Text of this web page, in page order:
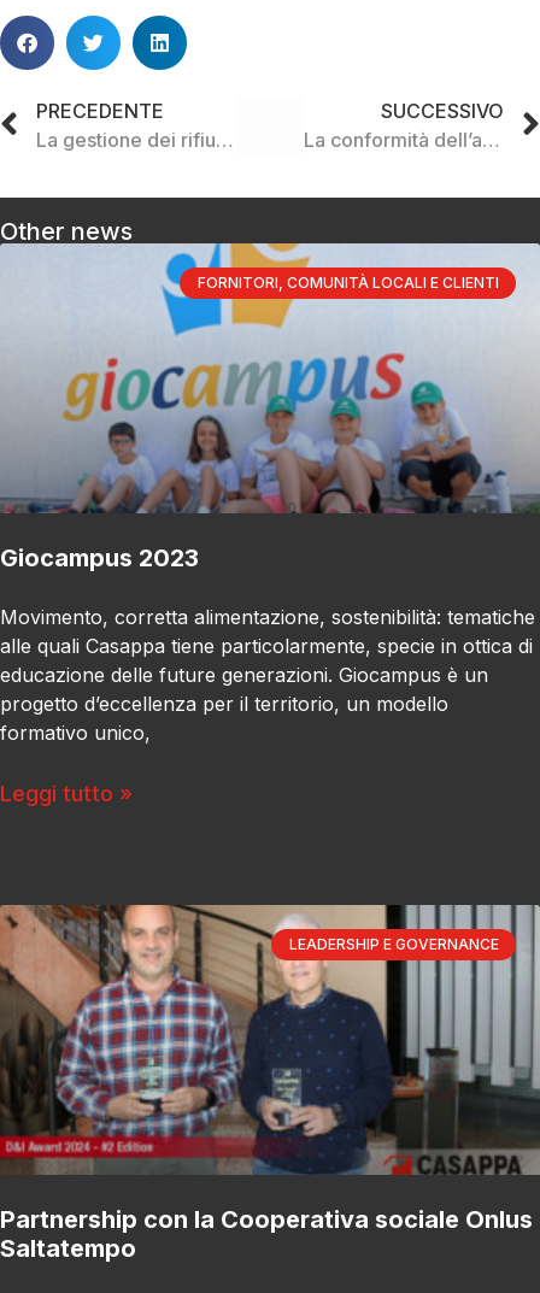
PRECEDENTE
La gestione dei rifiuti pericolosi da parte dell’azienda
SUCCESSIVO
La conformità dell’azienda rispetto agli strumenti di valutazione
Other news
FORNITORI, COMUNITÀ LOCALI E CLIENTI
Giocampus 2023
Movimento, corretta alimentazione, sostenibilità: tematiche
alle quali Casappa tiene particolarmente, specie in ottica di
educazione delle future generazioni. Giocampus è un
progetto d’eccellenza per il territorio, un modello
formativo unico,
Leggi tutto »
LEADERSHIP E GOVERNANCE
Partnership con la Cooperativa sociale Onlus
Saltatempo